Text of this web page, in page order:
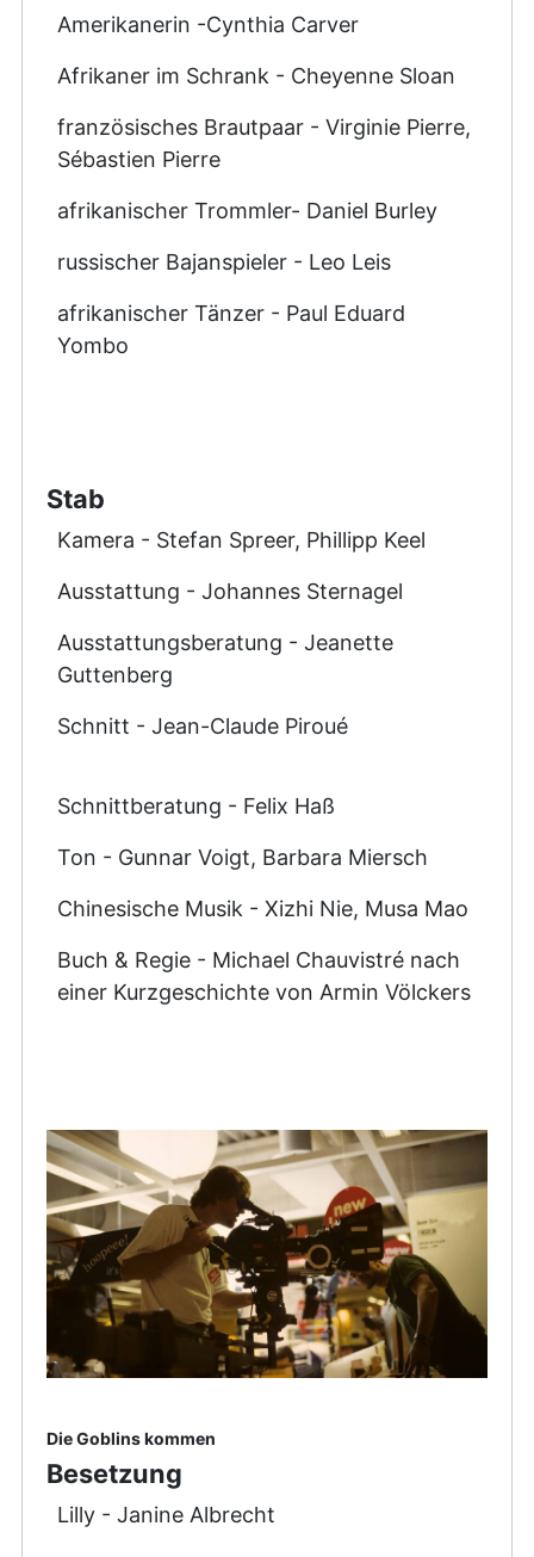
Amerikanerin -Cynthia Carver
Afrikaner im Schrank - Cheyenne Sloan
französisches Brautpaar - Virginie Pierre,
Sébastien Pierre
afrikanischer Trommler- Daniel Burley
russischer Bajanspieler - Leo Leis
afrikanischer Tänzer - Paul Eduard
Yombo
Stab
Kamera - Stefan Spreer, Phillipp Keel
Ausstattung - Johannes Sternagel
Ausstattungsberatung - Jeanette
Guttenberg
Schnitt - Jean-Claude Piroué
Schnittberatung - Felix Haß
Ton - Gunnar Voigt, Barbara Miersch
Chinesische Musik - Xizhi Nie, Musa Mao
Buch & Regie - Michael Chauvistré nach
einer Kurzgeschichte von Armin Völckers
Die Goblins kommen
Besetzung
Lilly - Janine Albrecht